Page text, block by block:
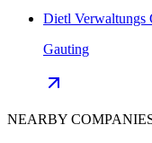
Dietl Verwaltungs
Gauting
NEARBY